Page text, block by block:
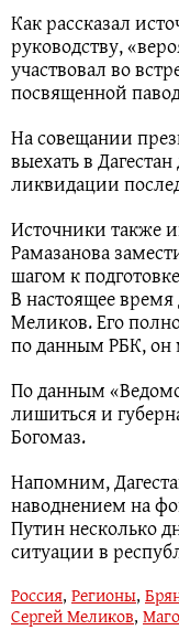
Как рассказал
руководству,
участвовал во
посвященной
На совещании
выехать в
ликвидации
Источники также
Рамазанова
шагом к
В настоящее время
Меликов. Его
по данным РБК, он
По данным
лишиться и
Богомаз.
Напомним,
наводнением на
Путин несколько
ситуации в
Россия, Регионы,
Сергей Меликов,